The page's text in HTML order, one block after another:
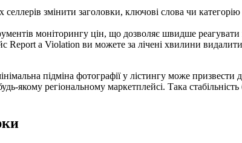
селлерів змінити заголовки, ключові слова чи
моніторингу цін, що дозволяє швидше реагувати
Report a Violation ви можете за лічені хвилини
підміна фотографії у лістингу може
якому регіональному маркетплейсі. Така